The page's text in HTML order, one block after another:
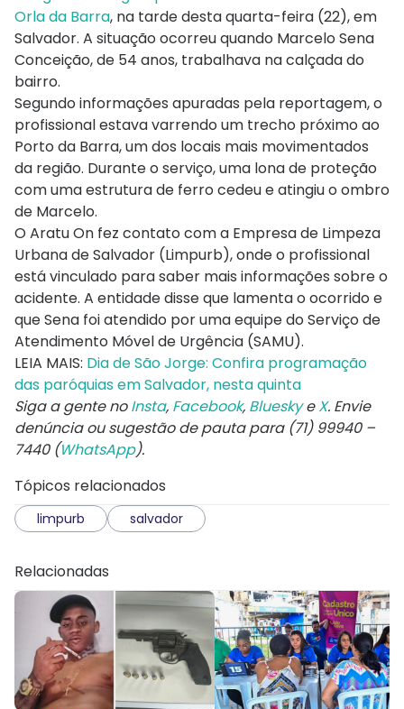
Orla da Barra, na tarde desta quarta-feira (22), em
Salvador. A situação ocorreu quando Marcelo Sena
Conceição, de 54 anos, trabalhava na calçada do
bairro.
Segundo informações apuradas pela reportagem, o
profissional estava varrendo um trecho próximo ao
Porto da Barra, um dos locais mais movimentados
da região. Durante o serviço, uma lona de proteção
com uma estrutura de ferro cedeu e atingiu o ombro
de Marcelo.
O Aratu On fez contato com a Empresa de Limpeza
Urbana de Salvador (Limpurb), onde o profissional
está vinculado para saber mais informações sobre o
acidente. A entidade disse que lamenta o ocorrido e
que Sena foi atendido por uma equipe do Serviço de
Atendimento Móvel de Urgência (SAMU).
LEIA MAIS: Dia de São Jorge: Confira programação
das paróquias em Salvador, nesta quinta
Siga a gente noInsta, Facebook, BlueskyeX. Envie
denúncia ou sugestão de pauta para (71) 99940 –
7440 (WhatsApp).
Tópicos relacionados
limpurb salvador
Relacionadas